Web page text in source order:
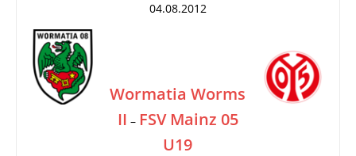
04.08.2012
Wormatia Worms
II – FSV Mainz 05
U19